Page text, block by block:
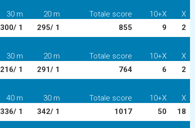
30 m 20 m Totale score 10+X
X
300/ 1 295/ 1 855 9 2
30 m 20 m Totale score 10+X
X
216/ 1 291/ 1 764 6 2
40 m 30 m Totale score 10+X
X
336/ 1 342/ 1 1017 50 18